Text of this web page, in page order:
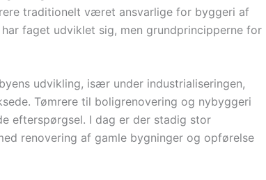
traditionelt været ansvarlige for byggeri af
faget udviklet sig, men grundprincipperne for
udvikling, især under industrialiseringen,
Tømrere til boligrenovering og nybyggeri
efterspørgsel. I dag er der stadig stor
renovering af gamle bygninger og opførelse